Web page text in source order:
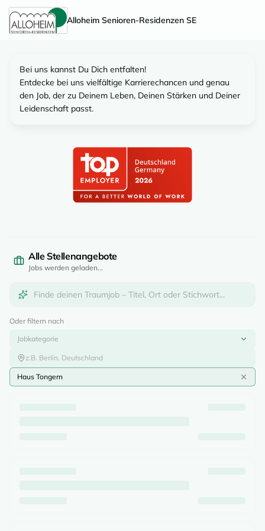
Alloheim Senioren-Residenzen SE
Bei uns kannst Du Dich entfalten!
Entdecke bei uns vielfältige Karrierechancen und genau
den Job, der zu Deinem Leben, Deinen Stärken und Deiner
Leidenschaft passt.
Alle Stellenangebote
Jobs werden geladen...
Oder filtern nach
Jobkategorie
Haus Tongern